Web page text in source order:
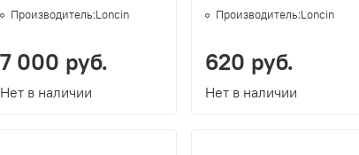
Производитель:Loncin
Нет в наличии
7 000 руб.
Производитель:Loncin
Нет в наличии
620 руб.